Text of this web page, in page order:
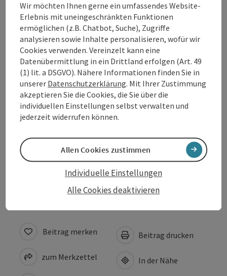
Anreise/Lage
Sportarten
Ausstattung
Preise
Eignung
Barrierefreiheit
Beitrag merken
zum Merkzettel
Beitrag drucken
In der Nähe
Wir möchten Ihnen gerne ein umfassendes Website-
Erlebnis mit uneingeschränkten Funktionen
ermöglichen (z.B. Chatbot, Suche), Zugriffe
analysieren sowie Inhalte personalisieren, wofür wir
Cookies verwenden. Vereinzelt kann eine
Datenübermittlung in ein Drittland erfolgen (Art. 49
(1) lit. a DSGVO). Nähere Informationen finden Sie in
unserer Datenschutzerklärung. Mit Ihrer Zustimmung
akzeptieren Sie die Cookies, die Sie über die
individuellen Einstellungen selbst verwalten und
jederzeit widerrufen können.
Alle Cookies deaktivieren
Individuelle Einstellungen
Allen Cookies zustimmen